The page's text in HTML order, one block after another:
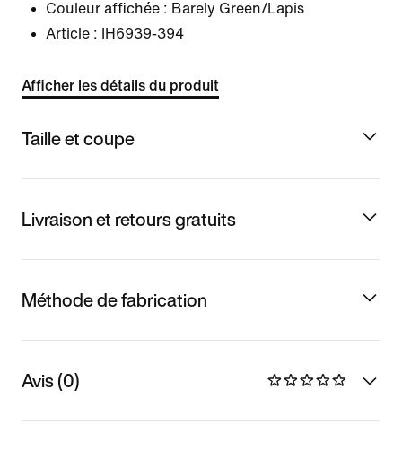
Couleur affichée : Barely Green/Lapis
Article :
IH6939-394
Afficher les détails du produit
Taille et coupe
Livraison et retours gratuits
Méthode de fabrication
Avis (0)